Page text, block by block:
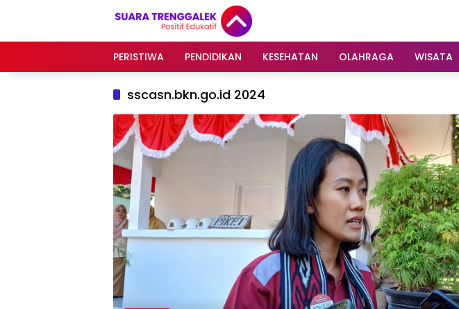
PERISTIWA
PENDIDIKAN KESEHATAN OLAHRAGA WISATA
sscasn.bkn.go.id 2024